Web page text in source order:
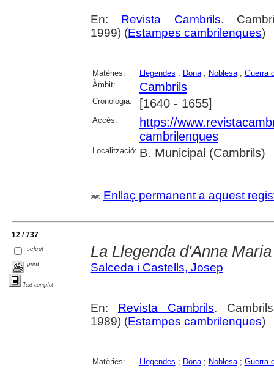
En: Revista Cambrils.
1999) (Estampes cambrilenques)
Matèries: Llegendes ; Dona; Noblesa; Guerra
Àmbit:
Cambrils
Cronologia: [1640 - 1655]
Accés:
https://
cambrilenques
Localització: B. Municipal (Cambrils)
Enllaç permanent a aquest
12 / 737
select
print
Text complet
La Llegenda d'Anna
Salceda i Castells, Josep
En: Revista Cambrils.
1989) (Estampes cambrilenques)
Matèries: Llegendes ; Dona; Noblesa; Guerra